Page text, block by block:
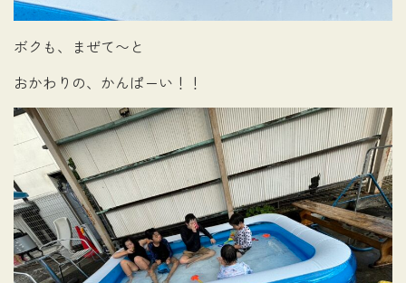
ボクも、まぜて〜と
おかわりの、かんぱーい！！